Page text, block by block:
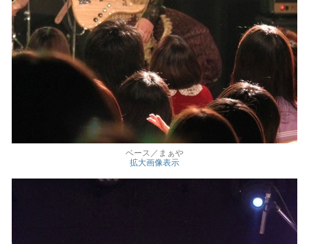
ベース／まぁや
拡大画像表示